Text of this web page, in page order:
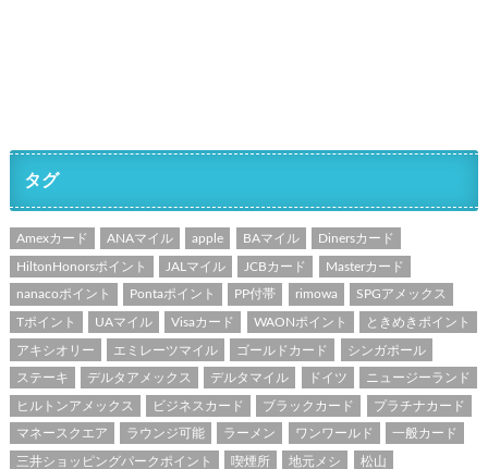
タグ
Amexカード ANAマイル apple BAマイル Dinersカード
HiltonHonorsポイント JALマイル JCBカード Masterカード
nanacoポイント Pontaポイント PP付帯 rimowa SPGアメックス
Tポイント UAマイル Visaカード WAONポイント ときめきポイント
アキシオリー エミレーツマイル ゴールドカード シンガポール
ステーキ デルタアメックス デルタマイル ドイツ ニュージーランド
ヒルトンアメックス ビジネスカード ブラックカード プラチナカード
マネースクエア ラウンジ可能 ラーメン ワンワールド 一般カード
三井ショッピングパークポイント 喫煙所 地元メシ 松山